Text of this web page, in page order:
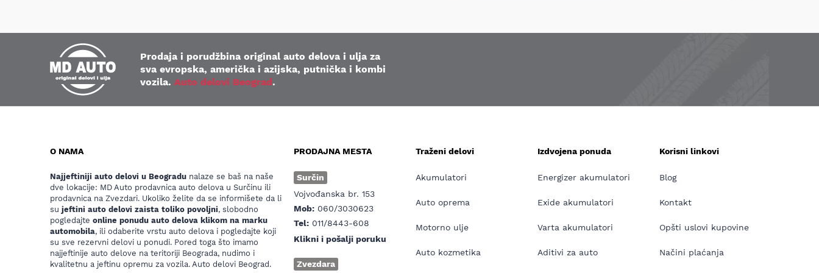
Prodaja i porudžbina original auto delova i ulja za
sva evropska, američka i azijska, putnička i kombi
vozila. Auto delovi Beograd.
O NAMA
Najjeftiniji auto delovi u Beogradu nalaze se baš na naše
dve lokacije: MD Auto prodavnica auto delova u Surčinu ili
prodavnica na Zvezdari. Ukoliko želite da se informišete da li
su jeftini auto delovi zaista toliko povoljni, slobodno
pogledajte online ponudu auto delova klikom na marku
automobila, ili odaberite vrstu auto delova i pogledajte koji
su sve rezervni delovi u ponudi. Pored toga što imamo
najjeftinije auto delove na teritoriji Beograda, nudimo i
kvalitetnu a jeftinu opremu za vozila. Auto delovi Beograd.
PRODAJNA MESTA
Surčin
Vojvođanska br. 153
Mob: 060/3030623
Tel: 011/8443-608
Klikni i pošalji poruku
Zvezdara
Traženi delovi
Akumulatori
Auto oprema
Motorno ulje
Auto kozmetika
Izdvojena ponuda
Energizer akumulatori
Exide akumulatori
Varta akumulatori
Aditivi za auto
Korisni linkovi
Blog
Kontakt
Opšti uslovi kupovine
Načini plaćanja